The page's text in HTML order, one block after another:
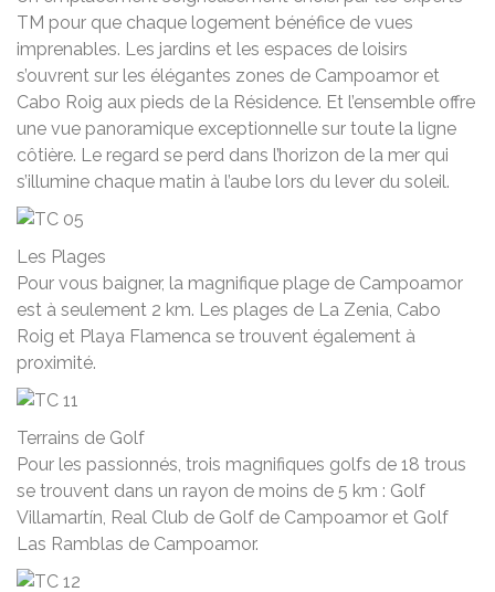
TM pour que chaque logement bénéfice de vues
imprenables. Les jardins et les espaces de loisirs
s’ouvrent sur les élégantes zones de Campoamor et
Cabo Roig aux pieds de la Résidence. Et l’ensemble offre
une vue panoramique exceptionnelle sur toute la ligne
côtière. Le regard se perd dans l’horizon de la mer qui
s’illumine chaque matin à l’aube lors du lever du soleil.
Les Plages
Pour vous baigner, la magnifique plage de Campoamor
est à seulement 2 km. Les plages de La Zenia, Cabo
Roig et Playa Flamenca se trouvent également à
proximité.
Terrains de Golf
Pour les passionnés, trois magnifiques golfs de 18 trous
se trouvent dans un rayon de moins de 5 km : Golf
Villamartín, Real Club de Golf de Campoamor et Golf
Las Ramblas de Campoamor.